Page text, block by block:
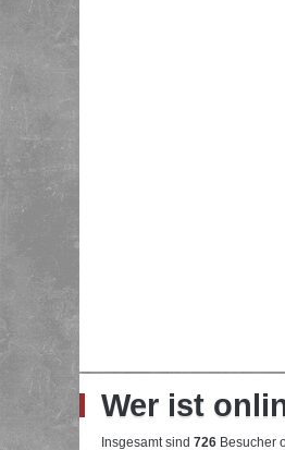
Wer ist
Insgesamt sind 726 Besucher